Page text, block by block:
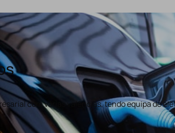
com várias valências, tendo equipa de